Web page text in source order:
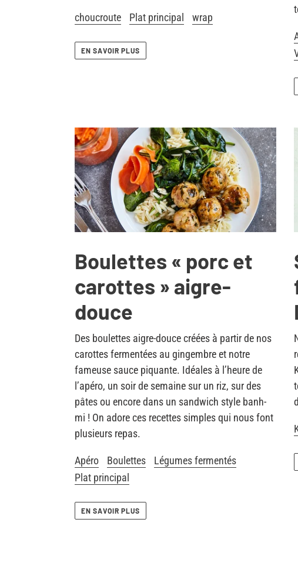
choucroute Plat principal wrap
EN SAVOIR PLUS
Boulettes « porc et
carottes » aigre-
douce
Des boulettes aigre-douce créées à partir de nos
carottes fermentées au gingembre et notre
fameuse sauce piquante. Idéales à l’heure de
l’apéro, un soir de semaine sur un riz, sur des
pâtes ou encore dans un sandwich style banh-
mi ! On adore ces recettes simples qui nous font
plusieurs repas.
Apéro Boulettes
Légumes fermentés
Plat principal
EN SAVOIR PLUS